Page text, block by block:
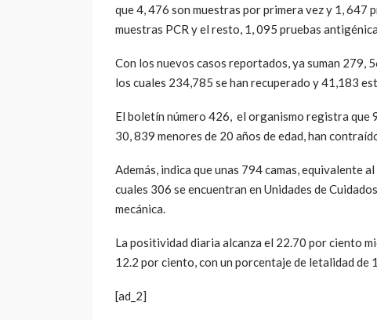
que 4, 476 son muestras por primera vez y 1, 647
muestras PCR y el resto, 1, 095 pruebas
Con los nuevos casos reportados, ya suman 279,
los cuales 234,785 se han recuperado y 41,183
El boletín número 426, el organismo registra que
30, 839 menores de 20 años de edad, han
Además, indica que unas 794 camas, equivalente
cuales 306 se encuentran en Unidades de
mecánica.
La positividad diaria alcanza el 22.70 por ciento
12.2 por ciento, con un porcentaje de letalidad de
[ad_2]